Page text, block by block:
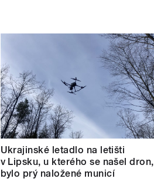
Ukrajinské letadlo na letišti
v Lipsku, u kterého se našel dron,
bylo prý naložené municí